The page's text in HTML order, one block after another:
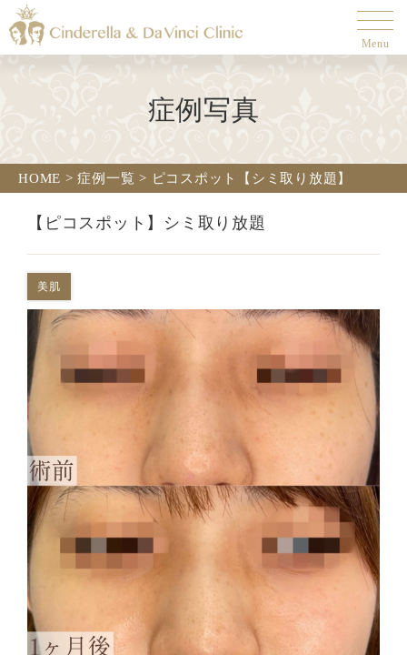
Menu
症例写真
HOME >症例一覧 > ピコスポット【シミ取り放題】
【ピコスポット】シミ取り放題
美肌